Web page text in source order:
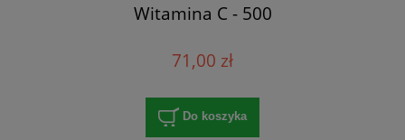
Witamina C - 500
71,00 zł
Do koszyka